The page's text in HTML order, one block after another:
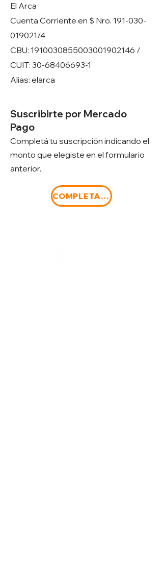
El Arca
Cuenta Corriente en $ Nro. 191-030-
019021/4
CBU: 1910030855003001902146 /
CUIT: 30-68406693-1
Alias: elarca
Suscribirte por Mercado
Pago
Completá tu suscripción indicando el
monto que elegiste en el formulario
anterior.
COMPLETAR SUSCRIPCIÓN